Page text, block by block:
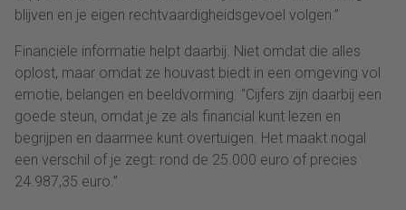
blijven en je eigen rechtvaardigheidsgevoel volgen.”
Financiële informatie helpt daarbij. Niet omdat die alles
oplost, maar omdat ze houvast biedt in een omgeving vol
emotie, belangen en beeldvorming. “Cijfers zijn daarbij een
goede steun, omdat je ze als financial kunt lezen en
begrijpen en daarmee kunt overtuigen. Het maakt nogal
een verschil of je zegt: rond de 25.000 euro of precies
24.987,35 euro.”